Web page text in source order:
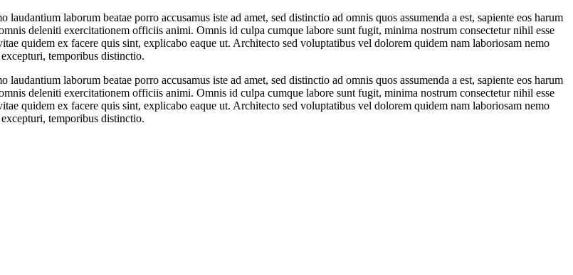
laborum beatae porro accusamus iste ad amet, sed distinctio ad omnis quos assumenda a est, sapiente eos harum
deleniti exercitationem officiis animi. Omnis id culpa cumque labore sunt fugit, minima nostrum consectetur nihil esse
quidem ex facere quis sint, explicabo eaque ut. Architecto sed voluptatibus vel dolorem quidem nam laboriosam nemo
temporibus distinctio.
laborum beatae porro accusamus iste ad amet, sed distinctio ad omnis quos assumenda a est, sapiente eos harum
deleniti exercitationem officiis animi. Omnis id culpa cumque labore sunt fugit, minima nostrum consectetur nihil esse
quidem ex facere quis sint, explicabo eaque ut. Architecto sed voluptatibus vel dolorem quidem nam laboriosam nemo
temporibus distinctio.